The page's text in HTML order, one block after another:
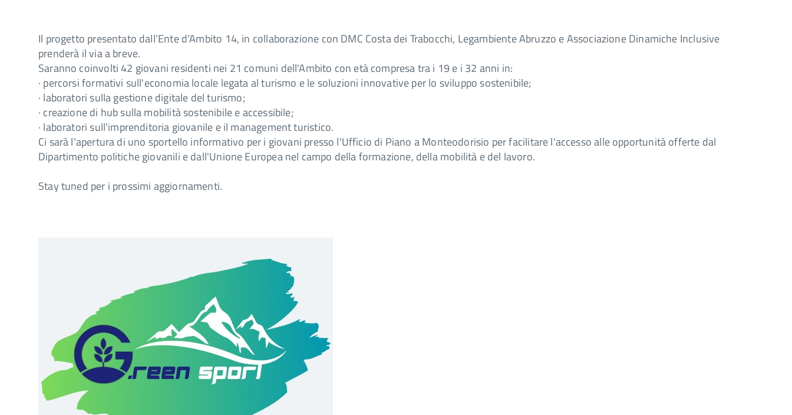
Il progetto presentato dall’Ente d’Ambito 14, in collaborazione con DMC Costa dei Trabocchi, Legambiente Abruzzo e Associazione Dinamiche Inclusive
prenderà il via a breve.
Saranno coinvolti 42 giovani residenti nei 21 comuni dell'Ambito con età compresa tra i 19 e i 32 anni in:
· percorsi formativi sull'economia locale legata al turismo e le soluzioni innovative per lo sviluppo sostenibile;
· laboratori sulla gestione digitale del turismo;
· creazione di hub sulla mobilità sostenibile e accessibile;
· laboratori sull'imprenditoria giovanile e il management turistico.
Ci sarà l’apertura di uno sportello informativo per i giovani presso l'Ufficio di Piano a Monteodorisio per facilitare l'accesso alle opportunità offerte dal
Dipartimento politiche giovanili e dall'Unione Europea nel campo della formazione, della mobilità e del lavoro.
Stay tuned per i prossimi aggiornamenti.